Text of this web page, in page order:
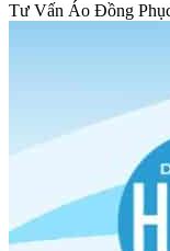
Tư Vấn Áo Đồng